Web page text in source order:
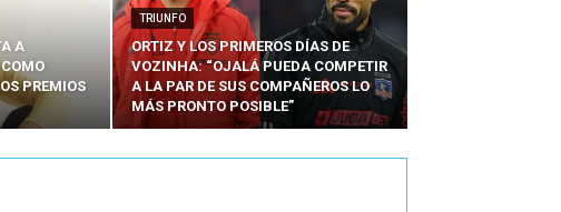
A
PREMIOS
TRIUNFO
ORTIZ Y LOS PRIMEROS DÍAS DE
VOZINHA: “OJALÁ PUEDA COMPETIR
A LA PAR DE SUS COMPAÑEROS LO
MÁS PRONTO POSIBLE”